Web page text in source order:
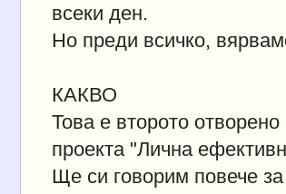
всеки ден.
Но преди всичко,
КАКВО
Това е второто
проекта "Лична
Ще си говорим повече